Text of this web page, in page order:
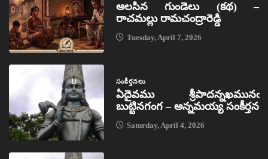
అలసిన గుండెలు (కథ) –
రాచమల్లు రామచంద్రారెడ్డి
Tuesday, April 7, 2026
సంకీర్తనలు
ఏదైవము శ్రీపాదన్నఖమునఁ
బుట్టినగంగ – అన్నమయ్య సంకీర్తన
Saturday, April 4, 2026